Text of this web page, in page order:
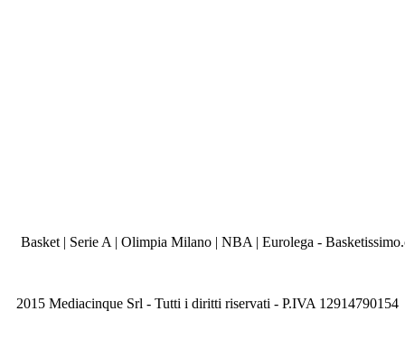
Basket | Serie A | Olimpia Milano | NBA | Eurolega -
2015 Mediacinque Srl - Tutti i diritti riservati - P.IVA 12914790154